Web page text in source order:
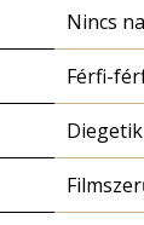
Nincs
Férfi-